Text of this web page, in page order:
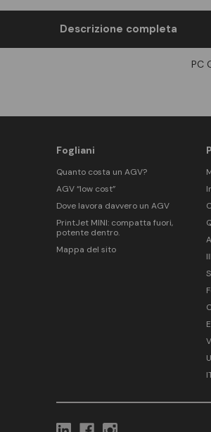
Descrizione completa
PC
Fogliani
Quanto costa un AGV?
AGV “low cost”
Dove lavora davvero un AGV
PrintJet MINI: compatta fuori,
potente dentro.
Mappa del sito